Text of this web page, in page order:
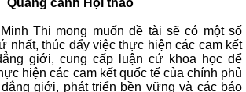
Quang cảnh Hội thảo
Thi mong muốn đề tài sẽ có một số
nhất, thúc đẩy việc thực hiện các cam kết
giới, cung cấp luận cứ khoa học để
hiện các cam kết quốc tế của chính phủ
giới, phát triển bền vững và các báo